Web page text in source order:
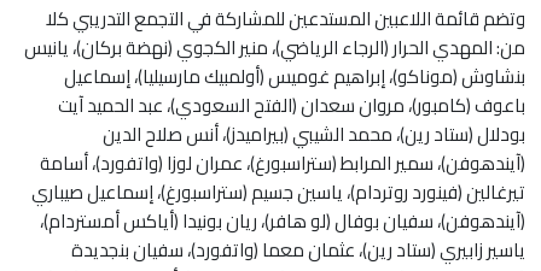
وتضم قائمة اللاعبين المستدعين للمشاركة في التجمع التدريبي كلا
من: المهدي الحرار (الرجاء الرياضي)، منير الكجوي (نهضة بركان)، يانيس
بنشاوش (موناكو)، إبراهيم غوميس (أولمبيك مارسيليا)، إسماعيل
باعوف (كامبور)، مروان سعدان (الفتح السعودي)، عبد الحميد آيت
بودلال (ستاد رين)، محمد الشيبي (بيراميدز)، أنس صلاح الدين
(آيندهوفن)، سمير المرابط (ستراسبورغ)، عمران لوزا (واتفورد)، أسامة
تيرغالين (فينورد روتردام)، ياسين جسيم (ستراسبورغ)، إسماعيل صيباري
(آيندهوفن)، سفيان بوفال (لو هافر)، ريان بونيدا (أياكس أمستردام)،
ياسير زابيري (ستاد رين)، عثمان معما (واتفورد)، سفيان بنجديدة